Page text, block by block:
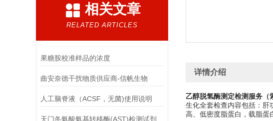
相关文章
RELATED ARTICLES
果糖胺校准样品的浓度
曲安奈德干扰物质供应商-信帆生物
人工脑脊液（ACSF，无菌)使用说明
详情介绍
乙醇脱氢酶测定检测服务（
生化全套检查内容包括：肝
高、低密度脂蛋白，载脂蛋